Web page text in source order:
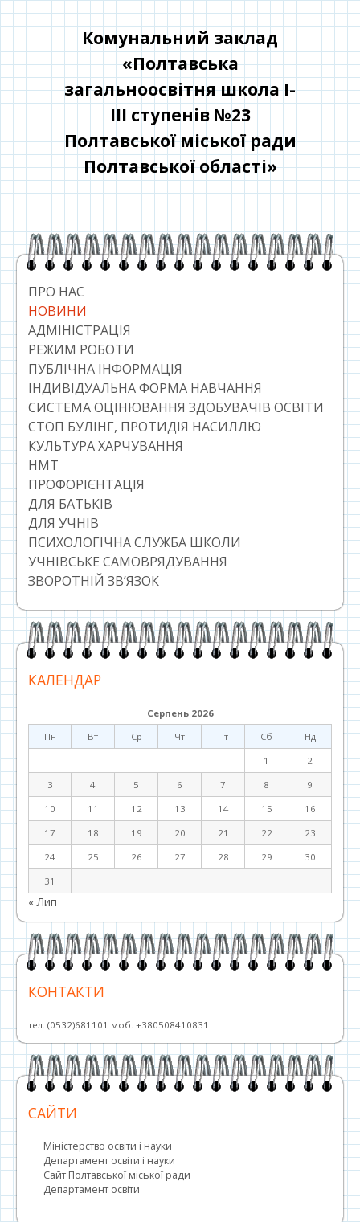
до
контенту
Комунальний заклад
«Полтавська
загальноосвітня школа І-
ІІІ ступенів №23
Полтавської міської ради
Полтавської області»
Головний
сайдбар
ПРО НАС
НОВИНИ
АДМІНІСТРАЦІЯ
РЕЖИМ РОБОТИ
ПУБЛІЧНА ІНФОРМАЦІЯ
ІНДИВІДУАЛЬНА ФОРМА НАВЧАННЯ
СИСТЕМА ОЦІНЮВАННЯ ЗДОБУВАЧІВ ОСВІТИ
СТОП БУЛІНГ, ПРОТИДІЯ НАСИЛЛЮ
КУЛЬТУРА ХАРЧУВАННЯ
НМТ
ПРОФОРІЄНТАЦІЯ
ДЛЯ БАТЬКІВ
ДЛЯ УЧНІВ
ПСИХОЛОГІЧНА СЛУЖБА ШКОЛИ
УЧНІВСЬКЕ САМОВРЯДУВАННЯ
ЗВОРОТНІЙ ЗВ’ЯЗОК
КАЛЕНДАР
Серпень 2026
Пн
Вт Ср Чт Пт Сб
Нд
1
2
3
4 5 6 7 8
9
10
11 12 13 14 15
16
17
18 19 20 21 22
23
24
25 26 27 28 29
30
31
« Лип
КОНТАКТИ
тел. (0532)681101 моб. +380508410831
САЙТИ
Міністерство освіти і науки
Департамент освіти і науки
Сайт Полтавської міської ради
Департамент освіти